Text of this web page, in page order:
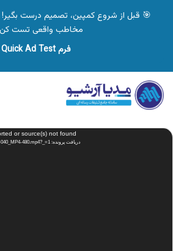
مخاطب واقعی تست
فرم Quick Ad Test
نمایشگر
ویدیو or source(s) not found
دریافت پرونده: https://cdn.mediaarshiv.ir/files/Ra-de970132-040_MP4-480.mp4?_=1